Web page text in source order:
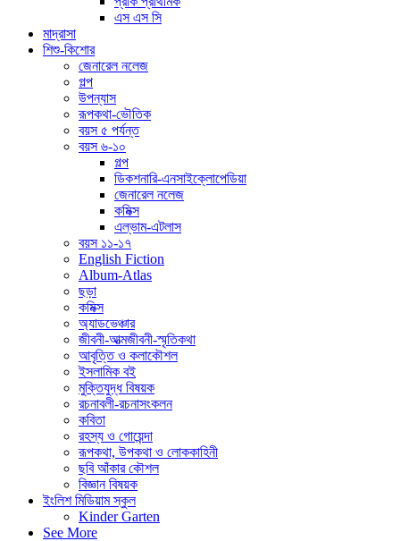
এস এস সি
মাদ্রাসা
শিশু-কিশোর
জেনারেল নলেজ
গল্প
উপন্যাস
রূপকথা-ভৌতিক
বয়স ৫ পর্যন্ত
বয়স ৬-১০
গল্প
ডিকশনারি-এনসাইক্লোপেডিয়া
জেনারেল নলেজ
কমিক্স
এল্ভাম-এটলাস
বয়স ১১-১৭
English Fiction
Album-Atlas
ছড়া
কমিক্স
অ্যাডভেঞ্চার
জীবনী-আত্মজীবনী-স্মৃতিকথা
আবৃত্তি ও কলাকৌশল
ইসলামিক বই
মুক্তিযুদ্ধ বিষয়ক
রচনাবলী-রচনাসংকলন
কবিতা
রহস্য ও গোয়েন্দা
রূপকথা, উপকথা ও লোককাহিনী
ছবি আঁকার কৌশল
বিজ্ঞান বিষয়ক
ইংলিশ মিডিয়াম স্কুল
Kinder Garten
See More